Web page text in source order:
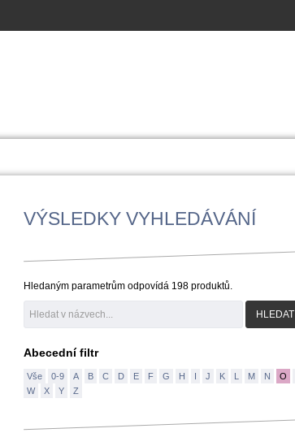
VÝSLEDKY VYHLEDÁVÁNÍ
Hledaným parametrům odpovídá 198 produktů.
HLEDAT
Abecední filtr
Vše 0-9 A B C D E F G H I J K L M N O
W
X Y Z